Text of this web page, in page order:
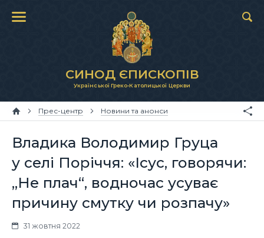
СИНОД ЄПИСКОПІВ
Української Греко-Католицької Церкви
Прес-центр Новини та анонси
Владика Володимир Груца
у селі Поріччя: «Ісус, говорячи:
„Не плач“, водночас усуває
причину смутку чи розпачу»
31 жовтня 2022